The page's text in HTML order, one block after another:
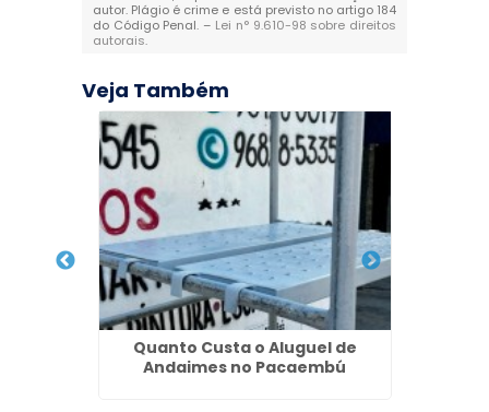
autor. Plágio é crime e está previsto no artigo 184
do Código Penal. – Lei n° 9.610-98 sobre direitos
autorais.
Veja Também
Quanto Custa o Aluguel de
Andaimes no Pacaembú